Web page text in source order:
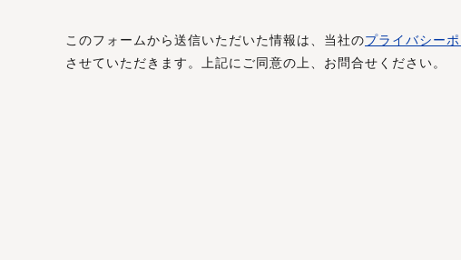
このフォームから送信いただいた情報は、当社のプライバシー
させていただきます。上記にご同意の上、お問合せください。